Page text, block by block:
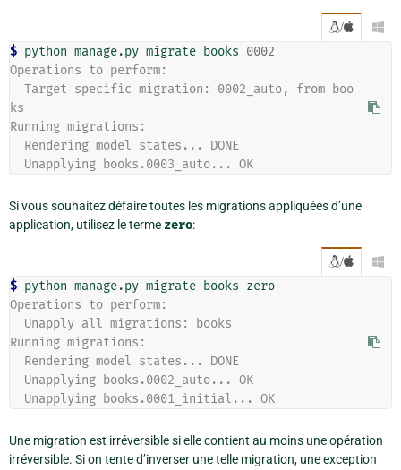
/ 
$ python manage.py migrate books 0002
Operations to perform:
ks
Running migrations:
  Rendering model states... DONE
  Unapplying books.0003_auto... OK
Si vous souhaitez défaire toutes les migrations appliquées d’une
application, utilisez le terme zero:
/ 
$
Operations to perform:
  Unapply all migrations: books
Running migrations:
  Rendering model states... DONE
  Unapplying books.0002_auto... OK
  Unapplying books.0001_initial... OK
Une migration est irréversible si elle contient au moins une opération
irréversible. Si on tente d’inverser une telle migration, une exception